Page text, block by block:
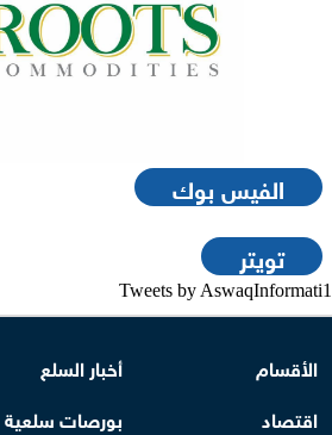
الفيس بوك
تويتر
Tweets by AswaqInformati1
الأقسام
أخبار السلع
اقتصاد
بورصات سلعية